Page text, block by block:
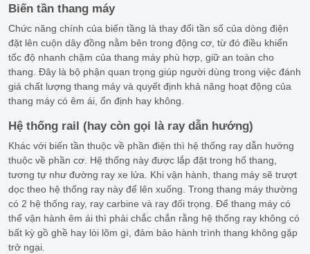
Biến tần thang máy
Chức năng chính của biến tầng là thay đổi tần số của dòng điện
đặt lên cuộn dây đồng nằm bên trong động cơ, từ đó điều khiển
tốc độ nhanh chậm của thang máy phù hợp, giữ an toàn cho
thang. Đây là bộ phận quan trọng giúp người dùng trong việc đánh
giá chất lượng thang máy và quyết định khả năng hoạt động của
thang máy có êm ái, ổn định hay không.
Hệ thống rail (hay còn gọi là ray dẫn hướng)
Khác với biến tần thuộc về phần điện thì hệ thống ray dẫn hướng
thuộc về phần cơ. Hệ thống này được lắp đặt trong hố thang,
tương tự như đường ray xe lửa. Khi vận hành, thang máy sẽ trượt
dọc theo hệ thống ray này để lên xuống. Trong thang máy thường
có 2 hệ thống ray, ray carbine và ray đối trọng. Để thang máy có
thể vận hành êm ái thì phải chắc chắn rằng hệ thống ray không có
bất kỳ gồ ghề hay lòi lõm gì, đảm bảo hành trình thang không gặp
trở ngại.